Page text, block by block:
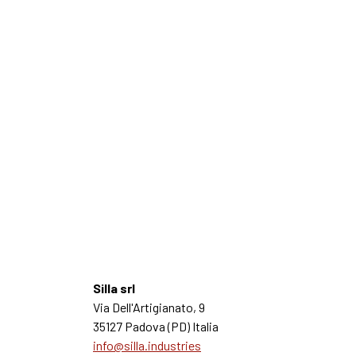
Silla srl
Via Dell'Artigianato, 9
35127 Padova (PD) Italia
info@silla.industries